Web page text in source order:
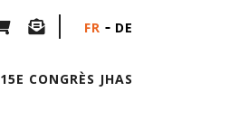
15E CONGRÈS JHAS
FR DE